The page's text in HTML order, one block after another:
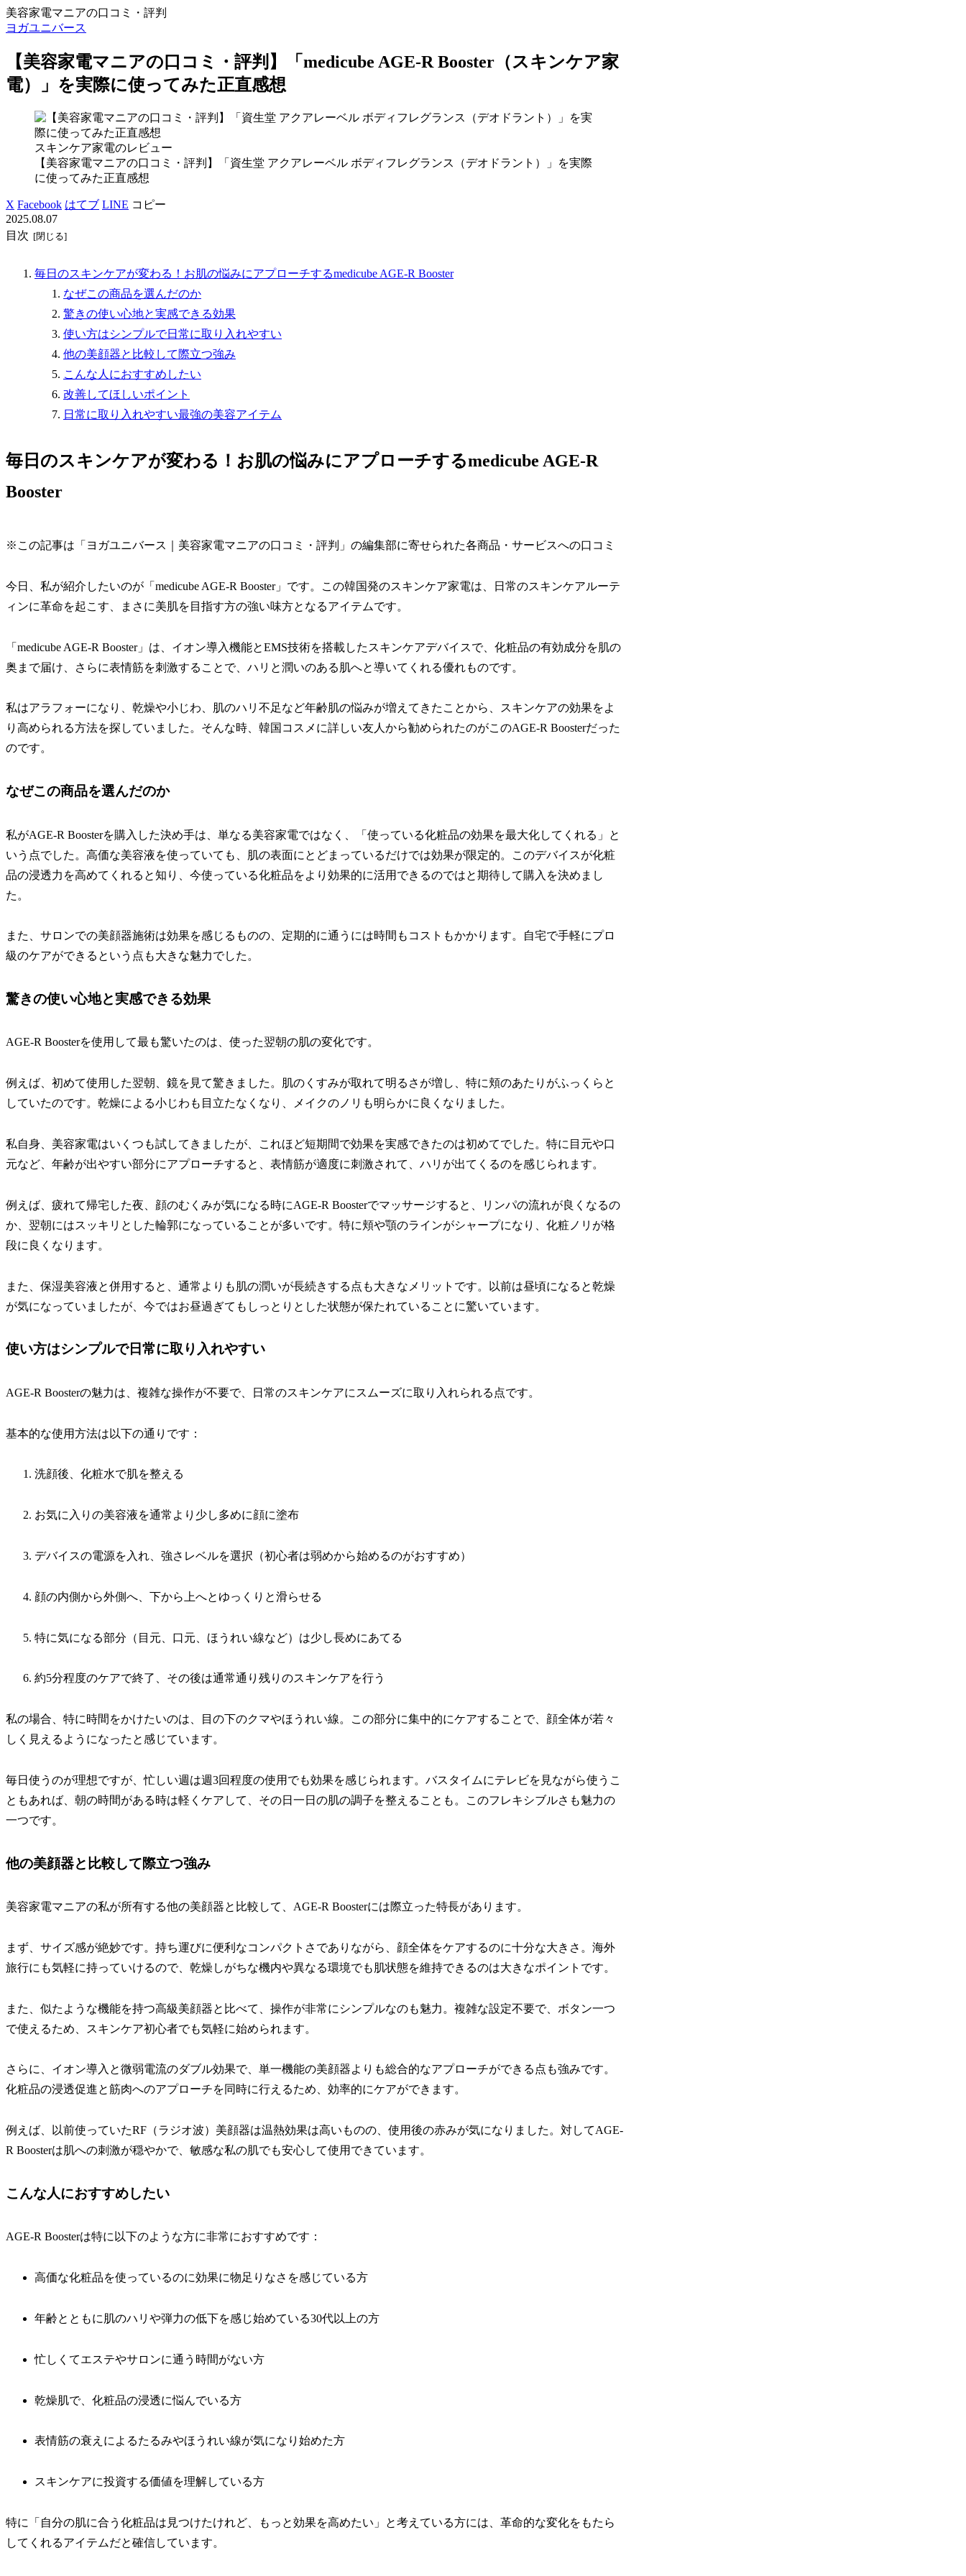
美容家電マニアの口コミ・評判
ヨガユニバース
【美容家電マニアの口コミ・評判】「medicube AGE-R Booster（スキンケア家
電）」を実際に使ってみた正直感想
スキンケア家電のレビュー
【美容家電マニアの口コミ・評判】「資生堂 アクアレーベル ボディフレグランス（デオドラント）」を実際
に使ってみた正直感想
X Facebook はてブ LINE コピー
2025.08.07
目次
毎日のスキンケアが変わる！お肌の悩みにアプローチするmedicube AGE-R Booster
なぜこの商品を選んだのか
驚きの使い心地と実感できる効果
使い方はシンプルで日常に取り入れやすい
他の美顔器と比較して際立つ強み
こんな人におすすめしたい
改善してほしいポイント
日常に取り入れやすい最強の美容アイテム
毎日のスキンケアが変わる！お肌の悩みにアプローチするmedicube AGE-R
Booster
※この記事は「ヨガユニバース｜美容家電マニアの口コミ・評判」の編集部に寄せられた各商品・サービスへの口コミ
今日、私が紹介したいのが「medicube AGE-R Booster」です。この韓国発のスキンケア家電は、日常のスキンケアルーテ
ィンに革命を起こす、まさに美肌を目指す方の強い味方となるアイテムです。
「medicube AGE-R Booster」は、イオン導入機能とEMS技術を搭載したスキンケアデバイスで、化粧品の有効成分を肌の
奥まで届け、さらに表情筋を刺激することで、ハリと潤いのある肌へと導いてくれる優れものです。
私はアラフォーになり、乾燥や小じわ、肌のハリ不足など年齢肌の悩みが増えてきたことから、スキンケアの効果をよ
り高められる方法を探していました。そんな時、韓国コスメに詳しい友人から勧められたのがこのAGE-R Boosterだった
のです。
なぜこの商品を選んだのか
私がAGE-R Boosterを購入した決め手は、単なる美容家電ではなく、「使っている化粧品の効果を最大化してくれる」と
いう点でした。高価な美容液を使っていても、肌の表面にとどまっているだけでは効果が限定的。このデバイスが化粧
品の浸透力を高めてくれると知り、今使っている化粧品をより効果的に活用できるのではと期待して購入を決めまし
た。
また、サロンでの美顔器施術は効果を感じるものの、定期的に通うには時間もコストもかかります。自宅で手軽にプロ
級のケアができるという点も大きな魅力でした。
驚きの使い心地と実感できる効果
AGE-R Boosterを使用して最も驚いたのは、使った翌朝の肌の変化です。
例えば、初めて使用した翌朝、鏡を見て驚きました。肌のくすみが取れて明るさが増し、特に頬のあたりがふっくらと
していたのです。乾燥による小じわも目立たなくなり、メイクのノリも明らかに良くなりました。
私自身、美容家電はいくつも試してきましたが、これほど短期間で効果を実感できたのは初めてでした。特に目元や口
元など、年齢が出やすい部分にアプローチすると、表情筋が適度に刺激されて、ハリが出てくるのを感じられます。
例えば、疲れて帰宅した夜、顔のむくみが気になる時にAGE-R Boosterでマッサージすると、リンパの流れが良くなるの
か、翌朝にはスッキリとした輪郭になっていることが多いです。特に頬や顎のラインがシャープになり、化粧ノリが格
段に良くなります。
また、保湿美容液と併用すると、通常よりも肌の潤いが長続きする点も大きなメリットです。以前は昼頃になると乾燥
が気になっていましたが、今ではお昼過ぎてもしっとりとした状態が保たれていることに驚いています。
使い方はシンプルで日常に取り入れやすい
AGE-R Boosterの魅力は、複雑な操作が不要で、日常のスキンケアにスムーズに取り入れられる点です。
基本的な使用方法は以下の通りです：
洗顔後、化粧水で肌を整える
お気に入りの美容液を通常より少し多めに顔に塗布
デバイスの電源を入れ、強さレベルを選択（初心者は弱めから始めるのがおすすめ）
顔の内側から外側へ、下から上へとゆっくりと滑らせる
特に気になる部分（目元、口元、ほうれい線など）は少し長めにあてる
約5分程度のケアで終了、その後は通常通り残りのスキンケアを行う
私の場合、特に時間をかけたいのは、目の下のクマやほうれい線。この部分に集中的にケアすることで、顔全体が若々
しく見えるようになったと感じています。
毎日使うのが理想ですが、忙しい週は週3回程度の使用でも効果を感じられます。バスタイムにテレビを見ながら使うこ
ともあれば、朝の時間がある時は軽くケアして、その日一日の肌の調子を整えることも。このフレキシブルさも魅力の
一つです。
他の美顔器と比較して際立つ強み
美容家電マニアの私が所有する他の美顔器と比較して、AGE-R Boosterには際立った特長があります。
まず、サイズ感が絶妙です。持ち運びに便利なコンパクトさでありながら、顔全体をケアするのに十分な大きさ。海外
旅行にも気軽に持っていけるので、乾燥しがちな機内や異なる環境でも肌状態を維持できるのは大きなポイントです。
また、似たような機能を持つ高級美顔器と比べて、操作が非常にシンプルなのも魅力。複雑な設定不要で、ボタン一つ
で使えるため、スキンケア初心者でも気軽に始められます。
さらに、イオン導入と微弱電流のダブル効果で、単一機能の美顔器よりも総合的なアプローチができる点も強みです。
化粧品の浸透促進と筋肉へのアプローチを同時に行えるため、効率的にケアができます。
例えば、以前使っていたRF（ラジオ波）美顔器は温熱効果は高いものの、使用後の赤みが気になりました。対してAGE-
R Boosterは肌への刺激が穏やかで、敏感な私の肌でも安心して使用できています。
こんな人におすすめしたい
AGE-R Boosterは特に以下のような方に非常におすすめです：
高価な化粧品を使っているのに効果に物足りなさを感じている方
年齢とともに肌のハリや弾力の低下を感じ始めている30代以上の方
忙しくてエステやサロンに通う時間がない方
乾燥肌で、化粧品の浸透に悩んでいる方
表情筋の衰えによるたるみやほうれい線が気になり始めた方
スキンケアに投資する価値を理解している方
特に「自分の肌に合う化粧品は見つけたけれど、もっと効果を高めたい」と考えている方には、革命的な変化をもたら
してくれるアイテムだと確信しています。